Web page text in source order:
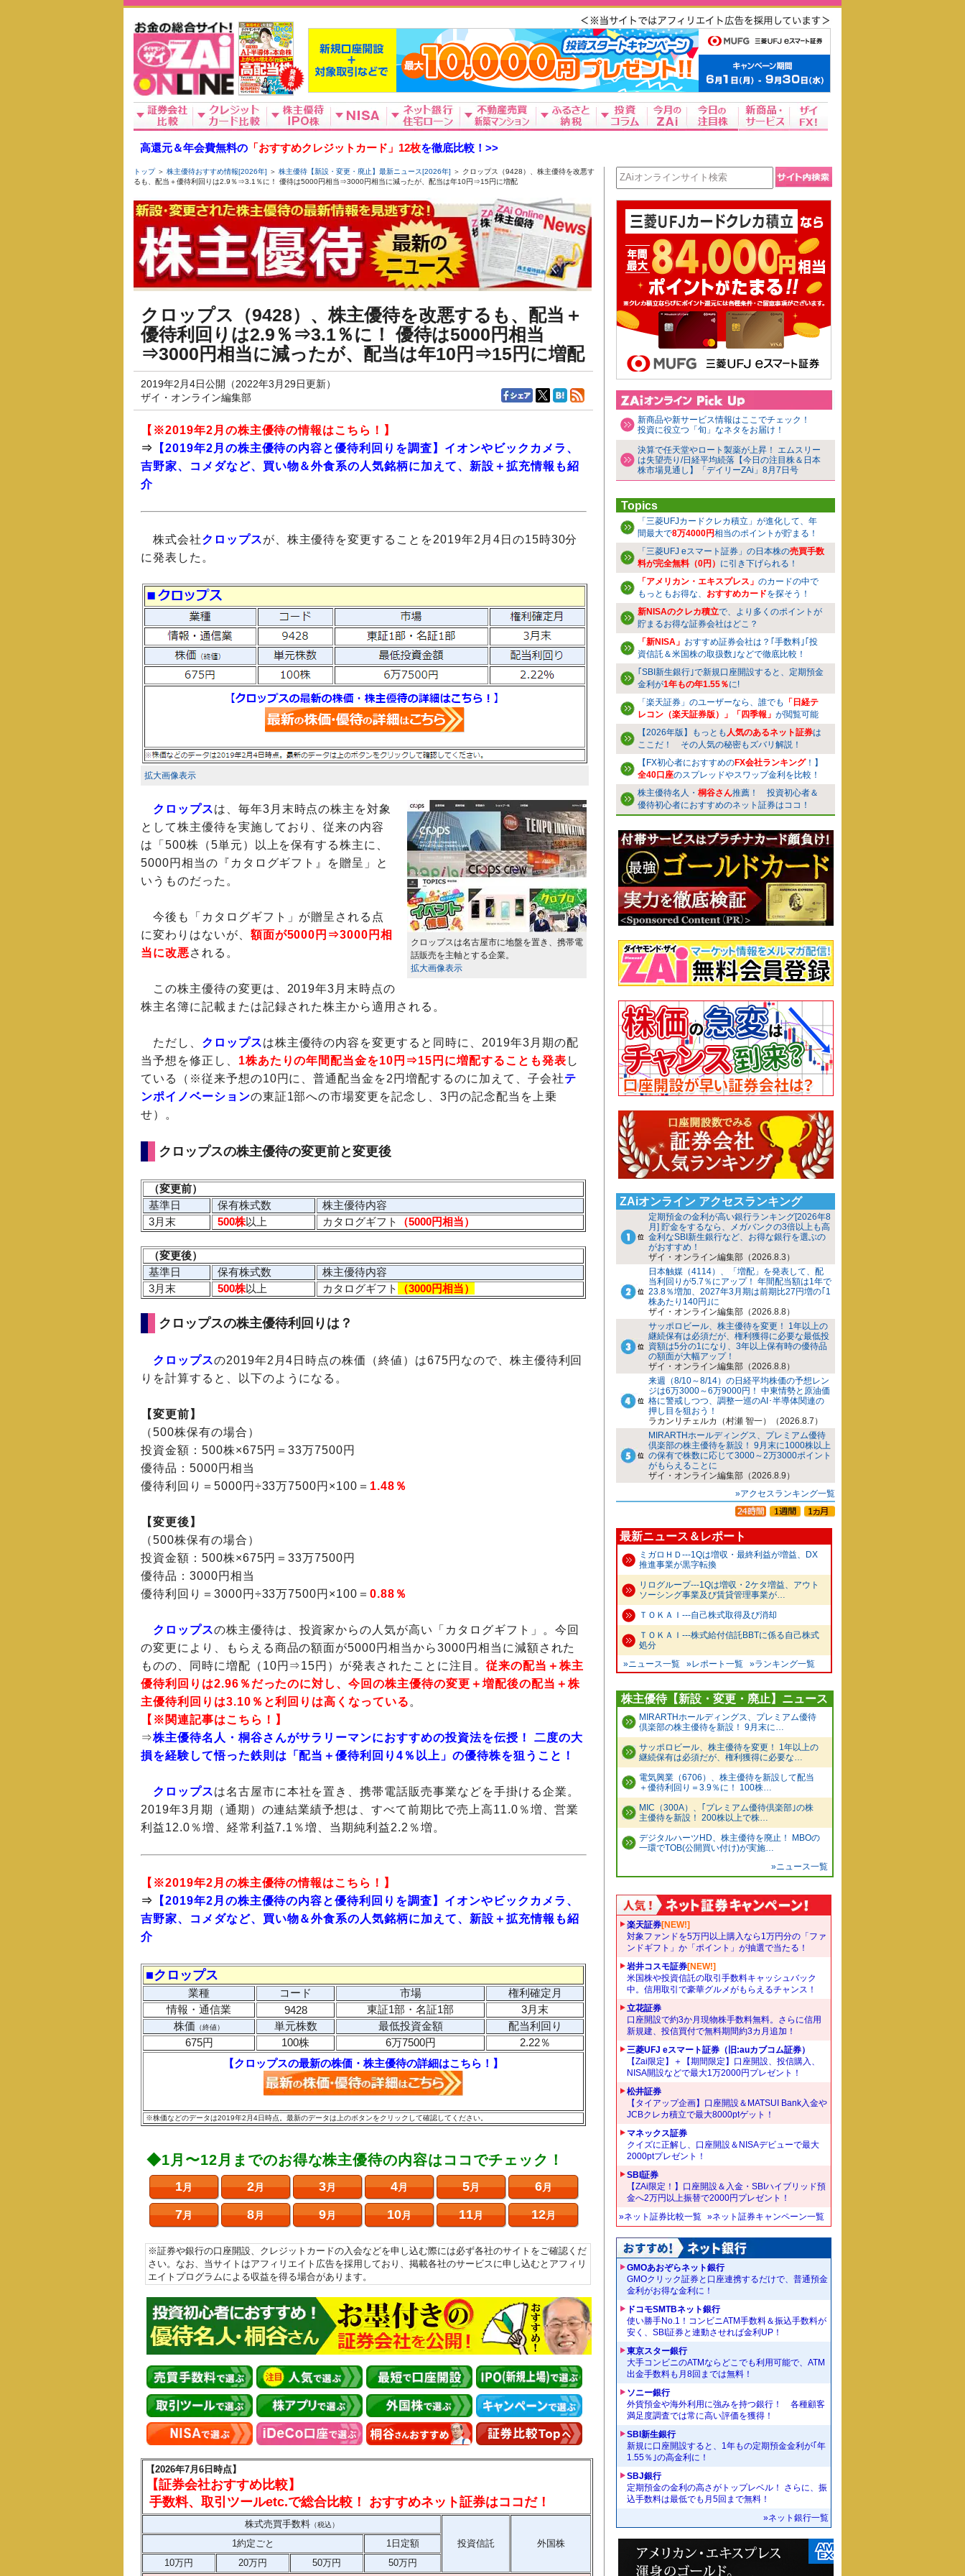
高還元＆年会費無料の 「おすすめクレジットカード」12枚を徹底比較！>>
トップ＞ 株主優待おすすめ情報[2026年] ＞ 株主優待【新設・変更・廃止】最新ニュース[2026年] ＞ クロップス（9428）、株主優待を改悪す
るも、配当＋優待利回りは2.9％⇒3.1％に！ 優待は5000円相当⇒3000円相当に減ったが、配当は年10円⇒15円に増配
クロップス（9428）、株主優待を改悪するも、配当＋
優待利回りは2.9％⇒3.1％に！ 優待は5000円相当
⇒3000円相当に減ったが、配当は年10円⇒15円に増配
2019年2月4日公開（2022年3月29日更新）
ザイ・オンライン編集部
【※2019年2月の株主優待の情報はこちら！】
⇒ 【2019年2月の株主優待の内容と優待利回りを調査】イオンやビックカメラ、
吉野家、コメダなど、買い物＆外食系の人気銘柄に加えて、新設＋拡充情報も紹
介
株式会社クロップスが、株主優待を変更することを2019年2月4日の15時30分
に発表した。
拡大画像表示
クロップスは名古屋市に地盤を置き、携帯電
話販売を主軸とする企業。
拡大画像表示
クロップスは、毎年3月末時点の株主を対象
として株主優待を実施しており、従来の内容
は「500株（5単元）以上を保有する株主に、
5000円相当の『カタログギフト』を贈呈」と
いうものだった。
今後も「カタログギフト」が贈呈される点
に変わりはないが、 額面が5000円⇒3000円相
当に改悪される。
この株主優待の変更は、2019年3月末時点の
株主名簿に記載または記録された株主から適用される。
ただし、 クロップスは株主優待の内容を変更すると同時に、2019年3月期の配
当予想を修正し、 1株あたりの年間配当金を10円⇒15円に増配することも発表 し
ている（※従来予想の10円に、普通配当金を2円増配するのに加えて、子会社テ
ンポイノベーションの東証1部への市場変更を記念し、3円の記念配当を上乗
せ）。
クロップスの株主優待の変更前と変更後
（変更前）
基準日
保有株式数
株主優待内容
3月末
500株以上 カタログギフト （5000円相当）
（変更後）
基準日
保有株式数
株主優待内容
3月末
500株以上 カタログギフト （3000円相当）
クロップスの株主優待利回りは？
クロップスの2019年2月4日時点の株価（終値）は675円なので、株主優待利回
りを計算すると、以下のようになる。
【変更前】
（500株保有の場合）
投資金額：500株×675円＝33万7500円
優待品：5000円相当
優待利回り＝5000円÷33万7500円×100＝ 1.48％
【変更後】
（500株保有の場合）
投資金額：500株×675円＝33万7500円
優待品：3000円相当
優待利回り＝3000円÷33万7500円×100＝ 0.88％
クロップスの株主優待は、投資家からの人気が高い「カタログギフト」。今回
の変更により、もらえる商品の額面が5000円相当から3000円相当に減額された
ものの、同時に増配（10円⇒15円）が発表されたことに注目。 従来の配当＋株主
優待利回りは2.96％だったのに対し、今回の株主優待の変更＋増配後の配当＋株
主優待利回りは3.10％と利回りは高くなっている 。
【※関連記事はこちら！】
⇒株主優待名人・桐谷さんがサラリーマンにおすすめの投資法を伝授！ 二度の大
損を経験して悟った鉄則は「配当＋優待利回り4％以上」の優待株を狙うこと！
クロップスは名古屋市に本社を置き、携帯電話販売事業などを手掛ける企業。
2019年3月期（通期） の連結業績予想は、すべて前期比で売上高11.0％増、営業
利益12.0％増、経常利益7.1％増、当期純利益2.2％増。
【※2019年2月の株主優待の情報はこちら！】
⇒ 【2019年2月の株主優待の内容と優待利回りを調査】イオンやビックカメラ、
吉野家、コメダなど、買い物＆外食系の人気銘柄に加えて、新設＋拡充情報も紹
介
■クロップス
業種 コード 市場
権利確定月
情報・通信業
9428 東証1部・名証1部
3月末
株価 （終値） 単元株数 最低投資金額
配当利回り
675円
100株 6万7500円
2.22％
【クロップスの最新の株価・株主優待の詳細はこちら！】
※株価などのデータは2019年2月4日時点。最新のデータは上のボタンをクリックして確認してください。
◆1月〜12月までのお得な株主優待の内容はココでチェック！
1月 2月 3月 4月 5月 6月
7月 8月 9月 10月 11月 12月
※証券や銀行の口座開設、クレジットカードの入会などを申し込む際には必ず各社のサイトをご確認くだ
さい。なお、当サイトはアフィリエイト広告を採用しており、掲載各社のサービスに申し込むとアフィリ
エイトプログラムによる収益を得る場合があります。
【2026年7月6日時点】
【証券会社おすすめ比較】
手数料、取引ツールetc.で総合比較！ おすすめネット証券はココだ！
株式売買手数料（税込）
投資信託 外国株
1約定ごと
1日定額
10万円
20万円 50万円 50万円
新商品や新サービス情報はここでチェック！
投資に役立つ「旬」なネタをお届け！
決算で任天堂やロート製薬が上昇！ エムスリー
は失望売り/日経平均続落【今日の注目株＆日本
株市場見通し】「デイリーZAi」8月7日号
Topics
「三菱UFJカードクレカ積立」が進化して、年
間最大で8万4000円相当のポイントが貯まる！
「三菱UFJ eスマート証券」の日本株の売買手数
料が完全無料（0円） に引き下げられる！
「アメリカン・エキスプレス」 のカードの中で
もっともお得な、 おすすめカードを探そう！
新NISAのクレカ積立で、より多くのポイントが
貯まるお得な証券会社はどこ？
「新NISA」 おすすめ証券会社は？｢手数料｣｢投
資信託＆米国株の取扱数｣などで徹底比較！
｢SBI新生銀行｣で新規口座開設すると、定期預金
金利が1年もの年1.55％に!
「楽天証券」のユーザーなら、誰でも
「日経テ
レコン（楽天証券版）」「四季報」 が閲覧可能
【2026年版】もっとも 人気のあるネット証券は
ここだ！ その人気の秘密もズバリ解説！
【FX初心者におすすめのFX会社ランキング！】
全40口座のスプレッドやスワップ金利を比較！
株主優待名人・ 桐谷さん推薦！ 投資初心者＆
優待初心者におすすめのネット証券はココ！
ZAiオンライン アクセスランキング
定期預金の金利が高い銀行ランキング[2026年8
月] 貯金をするなら、メガバンクの3倍以上も高
金利なSBI新生銀行など、お得な銀行を選ぶの
がおすすめ！
ザイ・オンライン編集部（2026.8.3）
日本触媒（4114）、「増配」を発表して、配
当利回りが5.7％にアップ！ 年間配当額は1年で
23.8％増加、2027年3月期は前期比27円増の｢1
株あたり140円｣に
ザイ・オンライン編集部（2026.8.8）
サッポロビール、株主優待を変更！ 1年以上の
継続保有は必須だが、権利獲得に必要な最低投
資額は5分の1になり、3年以上保有時の優待品
の額面が大幅アップ！
ザイ・オンライン編集部（2026.8.8）
来週（8/10～8/14）の日経平均株価の予想レン
ジは6万3000～6万9000円！ 中東情勢と原油価
格に警戒しつつ、調整一巡のAI･半導体関連の
押し目を狙おう！
ラカンリチェルカ（村瀬 智一）（2026.8.7）
MIRARTHホールディングス、プレミアム優待
倶楽部の株主優待を新設！ 9月末に1000株以上
の保有で株数に応じて3000～2万3000ポイント
がもらえることに
ザイ・オンライン編集部（2026.8.9）
»アクセスランキング一覧
最新ニュース＆レポート
ミガロＨＤ---1Qは増収・最終利益が増益、DX
推進事業が黒字転換
リログループ---1Qは増収・2ケタ増益、アウト
ソーシング事業及び賃貸管理事業が…
ＴＯＫＡＩ---自己株式取得及び消却
ＴＯＫＡＩ---株式給付信託BBTに係る自己株式
処分
»ニュース一覧
»レポート一覧 »ランキング一覧
株主優待【新設・変更・廃止】ニュース
MIRARTHホールディングス、プレミアム優待
倶楽部の株主優待を新設！ 9月末に…
サッポロビール、株主優待を変更！ 1年以上の
継続保有は必須だが、権利獲得に必要な…
電気興業（6706）、株主優待を新設して配当
＋優待利回り＝3.9％に！ 100株…
MIC（300A）、｢プレミアム優待倶楽部｣の株
主優待を新設！ 200株以上で株…
デジタルハーツHD、株主優待を廃止！ MBOの
一環でTOB(公開買い付け)が実施…
»ニュース一覧
楽天証券[NEW!]
対象ファンドを5万円以上購入なら1万円分の「ファ
ンドギフト」か「ポイント」が抽選で当たる！
岩井コスモ証券[NEW!]
米国株や投資信託の取引手数料キャッシュバック
中。信用取引で豪華グルメがもらえるチャンス！
立花証券
口座開設で約3か月現物株手数料無料。さらに信用
新規建、投信買付で無料期間約3カ月追加！
三菱UFJ eスマート証券（旧:auカブコム証券）
【Zai限定】＋【期間限定】口座開設、投信購入、
NISA開設などで最大1万2000円プレゼント！
松井証券
【タイアップ企画】口座開設＆MATSUI Bank入金や
JCBクレカ積立で最大8000ptゲット！
マネックス証券
クイズに正解し、口座開設＆NISAデビューで最大
2000ptプレゼント！
SBI証券
【ZAi限定！】口座開設＆入金・SBIハイブリッド預
金へ2万円以上振替で2000円プレゼント！
»ネット証券比較一覧 »ネット証券キャンペーン一覧
GMOあおぞらネット銀行
GMOクリック証券と口座連携するだけで、普通預金
金利がお得な金利に！
ドコモSMTBネット銀行
使い勝手No.1！コンビニATM手数料＆振込手数料が
安く、SBI証券と連動させれば金利UP！
東京スター銀行
大手コンビニのATMならどこでも利用可能で、ATM
出金手数料も月8回までは無料！
ソニー銀行
外貨預金や海外利用に強みを持つ銀行！ 各種顧客
満足度調査では常に高い評価を獲得！
SBI新生銀行
新規に口座開設すると、1年もの定期預金金利が｢年
1.55％｣の高金利に！
SBJ銀行
定期預金の金利の高さがトップレベル！ さらに、振
込手数料は最低でも月5回まで無料！
»ネット銀行一覧